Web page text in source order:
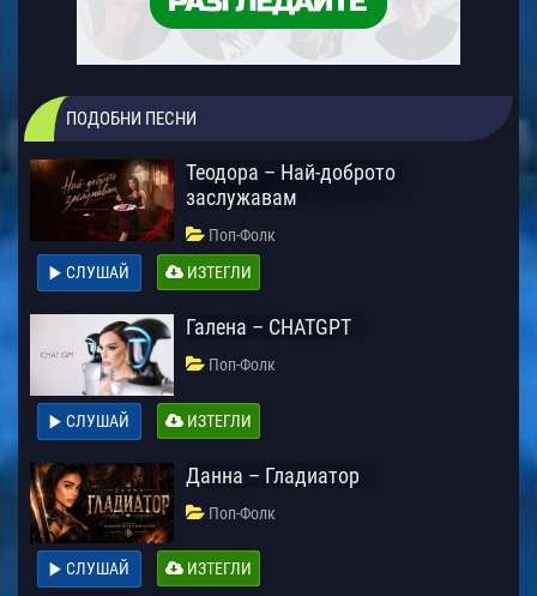
ПОДОБНИ ПЕСНИ
Теодора – Най-доброто
заслужавам
Поп-Фолк
СЛУШАЙ
ИЗТЕГЛИ
Галена – CHATGPT
Поп-Фолк
СЛУШАЙ ИЗТЕГЛИ
Данна – Гладиатор
Поп-Фолк
СЛУШАЙ ИЗТЕГЛИ